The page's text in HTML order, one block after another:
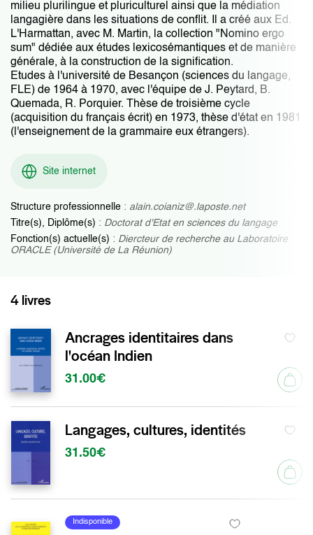
milieu plurilingue et pluriculturel ainsi que la médiation
langagière dans les situations de conflit. Il a créé aux Ed.
L'Harmattan, avec M. Martin, la collection "Nomino ergo
sum" dédiée aux études lexicosémantiques et de manière
générale, à la construction de la signification.
Etudes à l'université de Besançon (sciences du langage,
FLE) de 1964 à 1970, avec l'équipe de J. Peytard, B.
Quemada, R. Porquier. Thèse de troisième cycle
(acquisition du français écrit) en 1973, thèse d'état en 1981
(l'enseignement de la grammaire eux étrangers).
Site internet
Structure professionnelle : alain.coianiz@.laposte.net
Titre(s), Diplôme(s) : Doctorat d'Etat en sciences du langage
Fonction(s) actuelle(s) : Diercteur de recherche au Laboratoire
ORACLE (Université de La Réunion)
4 livres
Ancrages identitaires dans
l'océan Indien
31.00€
Langages, cultures, identités
31.50€
Indisponible